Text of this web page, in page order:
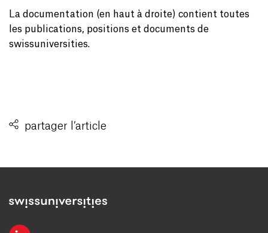
La documentation (en haut à droite) contient toutes
les publications, positions et documents de
swissuniversities.
partager l’article